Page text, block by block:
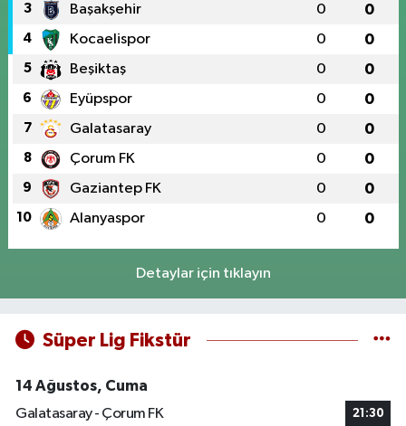
3 Başakşehir 0 0
4 Kocaelispor 0 0
5 Beşiktaş 0 0
6 Eyüpspor 0 0
7 Galatasaray 0 0
8 Çorum FK 0 0
9 Gaziantep FK 0 0
10 Alanyaspor 0 0
Detaylar için tıklayın
Süper Lig Fikstür
14 Ağustos, Cuma
Galatasaray - Çorum FK
21:30